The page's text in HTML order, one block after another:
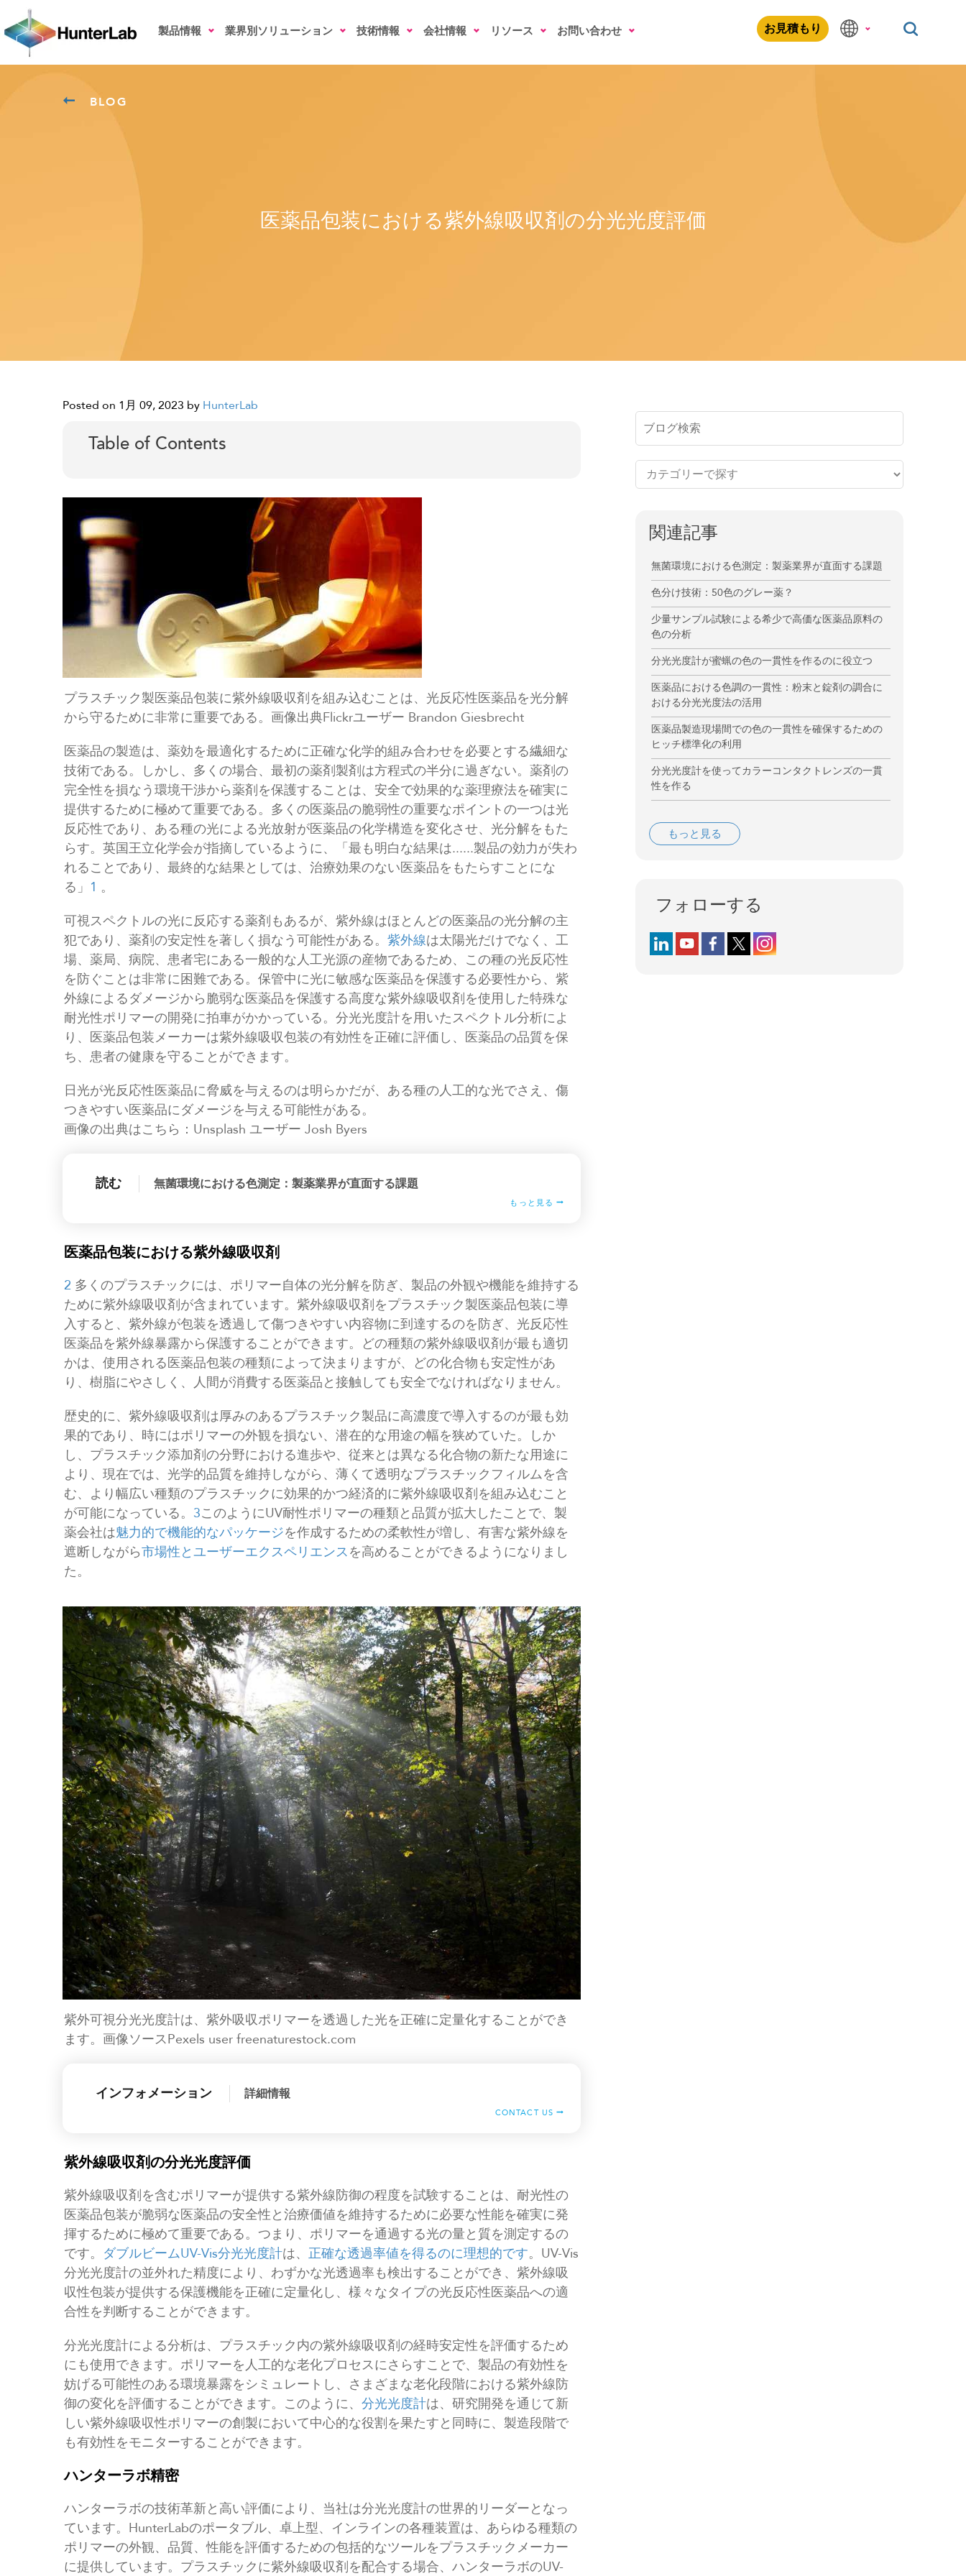
製品情報 業界別ソリューション 技術情報 会社情報 リソース お問い合わせ お見積もり
BLOG
医薬品包装における紫外線吸収剤の分光光度評価
Posted on 1月 09, 2023 by HunterLab
Table of Contents
プラスチック製医薬品包装に紫外線吸収剤を組み込むことは、光反応性医薬品を光分解
から守るために非常に重要である。画像出典Flickrユーザー Brandon Giesbrecht
医薬品の製造は、薬効を最適化するために正確な化学的組み合わせを必要とする繊細な
技術である。しかし、多くの場合、最初の薬剤製剤は方程式の半分に過ぎない。薬剤の
完全性を損なう環境干渉から薬剤を保護することは、安全で効果的な薬理療法を確実に
提供するために極めて重要である。多くの医薬品の脆弱性の重要なポイントの一つは光
反応性であり、ある種の光による光放射が医薬品の化学構造を変化させ、光分解をもた
らす。英国王立化学会が指摘しているように、「最も明白な結果は......製品の効力が失わ
れることであり、最終的な結果としては、治療効果のない医薬品をもたらすことにな
る」 1 。
可視スペクトルの光に反応する薬剤もあるが、紫外線はほとんどの医薬品の光分解の主
犯であり、薬剤の安定性を著しく損なう可能性がある。 紫外線は太陽光だけでなく、工
場、薬局、病院、患者宅にある一般的な人工光源の産物であるため、この種の光反応性
を防ぐことは非常に困難である。保管中に光に敏感な医薬品を保護する必要性から、紫
外線によるダメージから脆弱な医薬品を保護する高度な紫外線吸収剤を使用した特殊な
耐光性ポリマーの開発に拍車がかかっている。分光光度計を用いたスペクトル分析によ
り、医薬品包装メーカーは紫外線吸収包装の有効性を正確に評価し、医薬品の品質を保
ち、患者の健康を守ることができます。
日光が光反応性医薬品に脅威を与えるのは明らかだが、ある種の人工的な光でさえ、傷
つきやすい医薬品にダメージを与える可能性がある。
画像の出典はこちら：Unsplash ユーザー Josh Byers
読む 無菌環境における色測定：製薬業界が直面する課題
もっと見る
医薬品包装における紫外線吸収剤
2 多くのプラスチックには、ポリマー自体の光分解を防ぎ、製品の外観や機能を維持する
ために紫外線吸収剤が含まれています。紫外線吸収剤をプラスチック製医薬品包装に導
入すると、紫外線が包装を透過して傷つきやすい内容物に到達するのを防ぎ、光反応性
医薬品を紫外線暴露から保護することができます。どの種類の紫外線吸収剤が最も適切
かは、使用される医薬品包装の種類によって決まりますが、どの化合物も安定性があ
り、樹脂にやさしく、人間が消費する医薬品と接触しても安全でなければなりません。
歴史的に、紫外線吸収剤は厚みのあるプラスチック製品に高濃度で導入するのが最も効
果的であり、時にはポリマーの外観を損ない、潜在的な用途の幅を狭めていた。しか
し、プラスチック添加剤の分野における進歩や、従来とは異なる化合物の新たな用途に
より、現在では、光学的品質を維持しながら、薄くて透明なプラスチックフィルムを含
む、より幅広い種類のプラスチックに効果的かつ経済的に紫外線吸収剤を組み込むこと
が可能になっている。 3このようにUV耐性ポリマーの種類と品質が拡大したことで、製
薬会社は魅力的で機能的なパッケージを作成するための柔軟性が増し、有害な紫外線を
遮断しながら市場性とユーザーエクスペリエンスを高めることができるようになりまし
た。
紫外可視分光光度計は、紫外吸収ポリマーを透過した光を正確に定量化することができ
ます。画像ソースPexels user freenaturestock.com
インフォメーション 詳細情報
CONTACT US
紫外線吸収剤の分光光度評価
紫外線吸収剤を含むポリマーが提供する紫外線防御の程度を試験することは、耐光性の
医薬品包装が脆弱な医薬品の安全性と治療価値を維持するために必要な性能を確実に発
揮するために極めて重要である。つまり、ポリマーを通過する光の量と質を測定するの
です。 ダブルビームUV-Vis分光光度計は、 正確な透過率値を得るのに理想的です。UV-Vis
分光光度計の並外れた精度により、わずかな光透過率も検出することができ、紫外線吸
収性包装が提供する保護機能を正確に定量化し、様々なタイプの光反応性医薬品への適
合性を判断することができます。
分光光度計による分析は、プラスチック内の紫外線吸収剤の経時安定性を評価するため
にも使用できます。ポリマーを人工的な老化プロセスにさらすことで、製品の有効性を
妨げる可能性のある環境暴露をシミュレートし、さまざまな老化段階における紫外線防
御の変化を評価することができます。このように、 分光光度計は、研究開発を通じて新
しい紫外線吸収性ポリマーの創製において中心的な役割を果たすと同時に、製造段階で
も有効性をモニターすることができます。
ハンターラボ精密
ハンターラボの技術革新と高い評価により、当社は分光光度計の世界的リーダーとなっ
ています。HunterLabのポータブル、卓上型、インラインの各種装置は、あらゆる種類の
ポリマーの外観、品質、性能を評価するための包括的なツールをプラスチックメーカー
に提供しています。プラスチックに紫外線吸収剤を配合する場合、ハンターラボのUV-
関連記事
無菌環境における色測定：製薬業界が直面する課題
色分け技術：50色のグレー薬？
少量サンプル試験による希少で高価な医薬品原料の
色の分析
分光光度計が蜜蝋の色の一貫性を作るのに役立つ
医薬品における色調の一貫性：粉末と錠剤の調合に
おける分光光度法の活用
医薬品製造現場間での色の一貫性を確保するための
ヒッチ標準化の利用
分光光度計を使ってカラーコンタクトレンズの一貫
性を作る
もっと見る
フォローする
Follow us on LinkedIn
Follow us on YouTube
Follow us on Facebook
Follow us on X (formerly Twitter)
Follow us on Instagram